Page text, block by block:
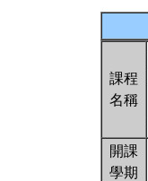
課程
名稱
開課
學期